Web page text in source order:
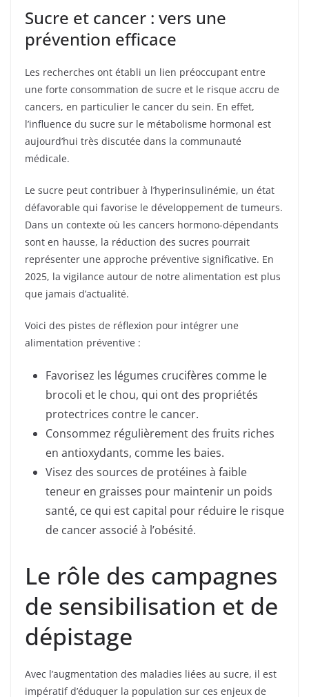
Sucre et cancer : vers une
prévention efficace
Les recherches ont établi un lien préoccupant entre
une forte consommation de sucre et le risque accru de
cancers, en particulier le cancer du sein. En effet,
l’influence du sucre sur le métabolisme hormonal est
aujourd’hui très discutée dans la communauté
médicale.
Le sucre peut contribuer à l’hyperinsulinémie, un état
défavorable qui favorise le développement de tumeurs.
Dans un contexte où les cancers hormono-dépendants
sont en hausse, la réduction des sucres pourrait
représenter une approche préventive significative. En
2025, la vigilance autour de notre alimentation est plus
que jamais d’actualité.
Voici des pistes de réflexion pour intégrer une
alimentation préventive :
Favorisez les légumes crucifères comme le
brocoli et le chou, qui ont des propriétés
protectrices contre le cancer.
Consommez régulièrement des fruits riches
en antioxydants, comme les baies.
Visez des sources de protéines à faible
teneur en graisses pour maintenir un poids
santé, ce qui est capital pour réduire le risque
de cancer associé à l’obésité.
Le rôle des campagnes
de sensibilisation et de
dépistage
Avec l’augmentation des maladies liées au sucre, il est
impératif d’éduquer la population sur ces enjeux de